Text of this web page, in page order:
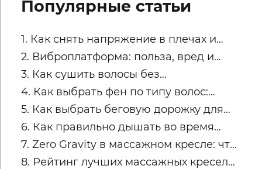
Популярные статьи
1. Как снять напряжение в плечах и
трапециях после рабочего дня
2. Виброплатформа: польза, вред и
советы по безопасным занятиям
3. Как сушить волосы без
пересушивания
4. Как выбрать фен по типу волос:
тонкие, кудрявые, пористые и
окрашенные
5. Как выбрать беговую дорожку для
квартиры
6. Как правильно дышать во время
силовых упражнений и кардио
7. Zero Gravity в массажном кресле: что
это и кому подходит
8. Рейтинг лучших массажных кресел